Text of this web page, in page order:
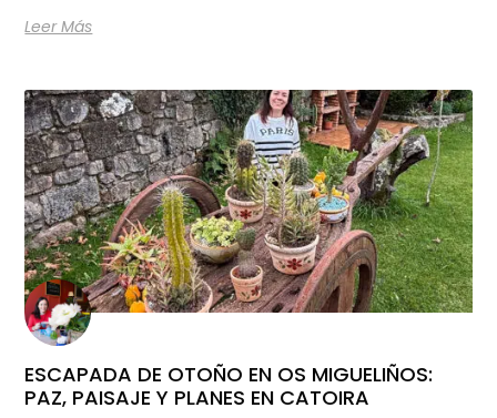
Leer Más
ESCAPADA DE OTOÑO EN OS MIGUELIÑOS:
PAZ, PAISAJE Y PLANES EN CATOIRA